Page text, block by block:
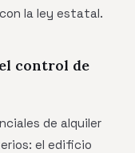
la ley estatal.
control de
de alquiler
el edificio